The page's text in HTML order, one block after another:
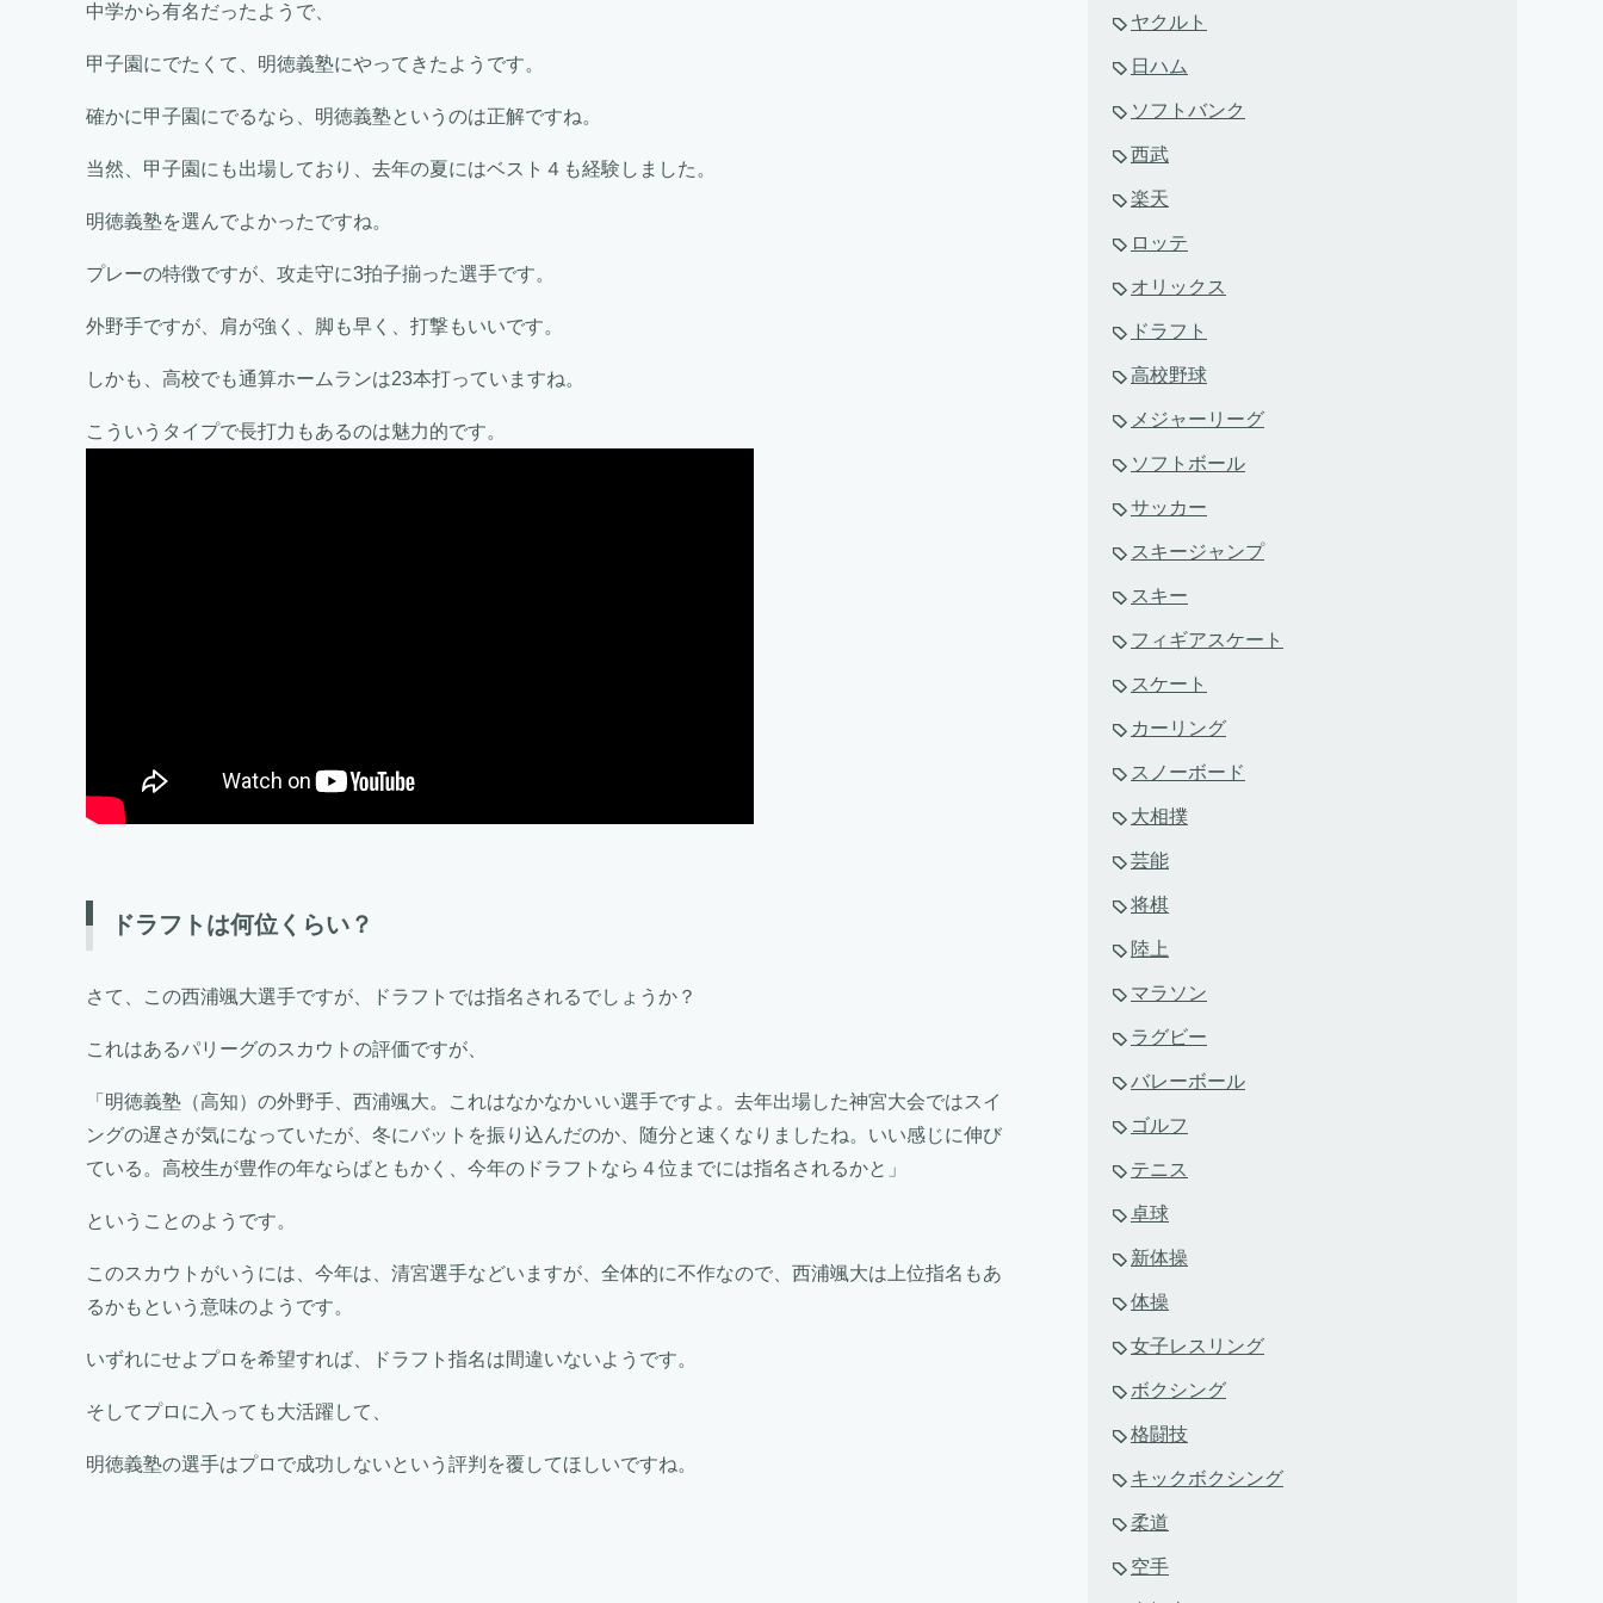
中学から有名だったようで、
甲子園にでたくて、明徳義塾にやってきたようです。
確かに甲子園にでるなら、明徳義塾というのは正解ですね。
当然、甲子園にも出場しており、去年の夏にはベスト４も経験しました。
明徳義塾を選んでよかったですね。
プレーの特徴ですが、攻走守に3拍子揃った選手です。
外野手ですが、肩が強く、脚も早く、打撃もいいです。
しかも、高校でも通算ホームランは23本打っていますね。
こういうタイプで長打力もあるのは魅力的です。
ドラフトは何位くらい？
さて、この西浦颯大選手ですが、ドラフトでは指名されるでしょうか？
これはあるパリーグのスカウトの評価ですが、
「明徳義塾（高知）の外野手、西浦颯大。これはなかなかいい選手ですよ。去年出場した神宮大会ではスイ
ングの遅さが気になっていたが、冬にバットを振り込んだのか、随分と速くなりましたね。いい感じに伸び
ている。高校生が豊作の年ならばともかく、今年のドラフトなら４位までには指名されるかと」
ということのようです。
このスカウトがいうには、今年は、清宮選手などいますが、全体的に不作なので、西浦颯大は上位指名もあ
るかもという意味のようです。
いずれにせよプロを希望すれば、ドラフト指名は間違いないようです。
そしてプロに入っても大活躍して、
明徳義塾の選手はプロで成功しないという評判を覆してほしいですね。
ヤクルト
日ハム
ソフトバンク
西武
楽天
ロッテ
オリックス
ドラフト
高校野球
メジャーリーグ
ソフトボール
サッカー
スキージャンプ
スキー
フィギアスケート
スケート
カーリング
スノーボード
大相撲
芸能
将棋
陸上
マラソン
ラグビー
バレーボール
ゴルフ
テニス
卓球
新体操
体操
女子レスリング
ボクシング
格闘技
キックボクシング
柔道
空手